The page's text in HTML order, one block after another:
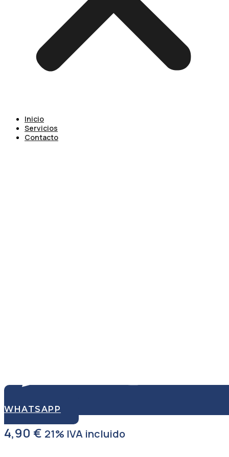
Inicio
Servicios
Contacto
WHATSAPP
4,90 € 21% IVA incluido